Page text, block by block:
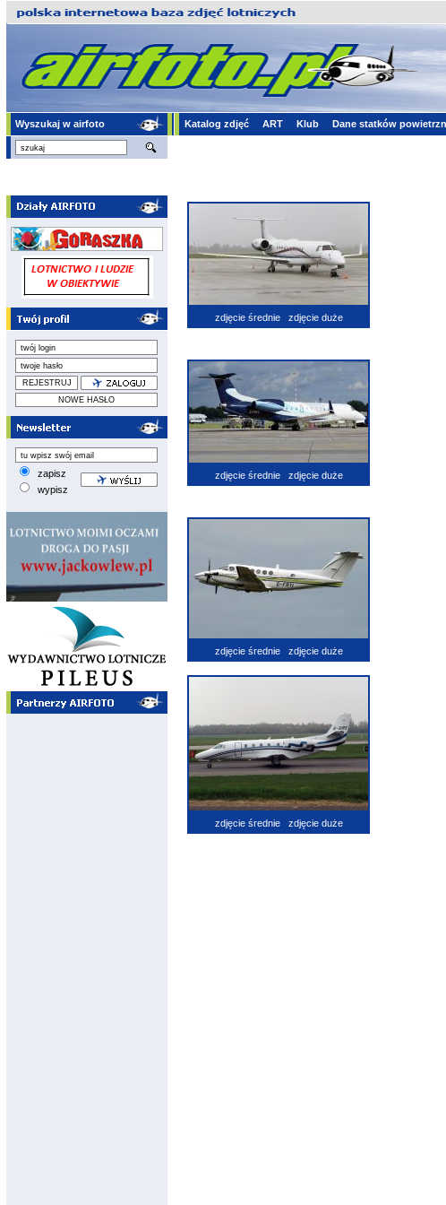
Wyszukaj w airfoto Katalog zdjęć ART Klub Dane statków
zapisz
wypisz
zdjęcie średnie zdjęcie duże
zdjęcie średnie zdjęcie duże
zdjęcie średnie zdjęcie duże
zdjęcie średnie zdjęcie duże